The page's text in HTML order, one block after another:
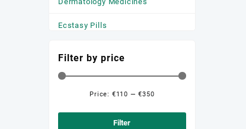
Ecstasy Pills
Medicamentos
Medicamentos para a Ansiedade
Filter by price
Filter
Price: €110 —€350